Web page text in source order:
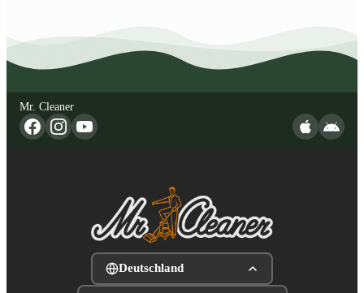
Mr. Cleaner
Deutschland